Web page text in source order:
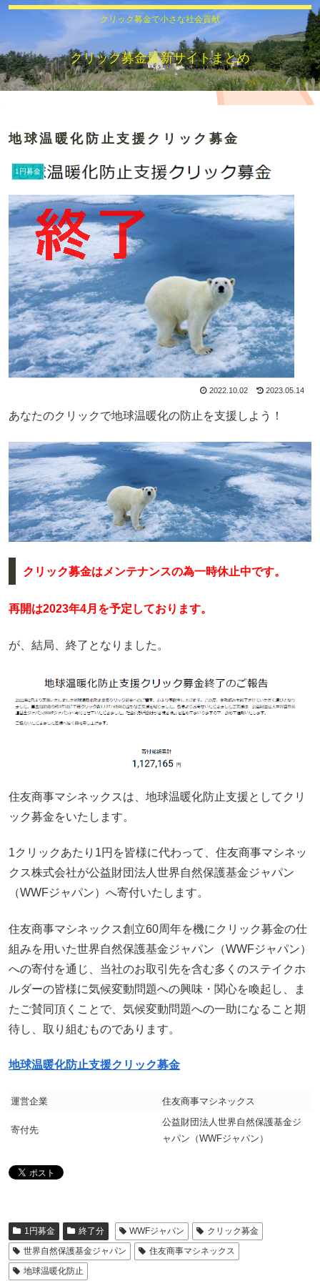
クリック募金で小さな社会貢献
クリック募金最新サイトまとめ
地球温暖化防止支援クリック募金
1円募金
2022.10.02 2023.05.14
あなたのクリックで地球温暖化の防止を支援しよう！
クリック募金は メンテナンスの為一時休止中です。
再開は2023年4月を予定しております。
が、結局、終了となりました。
住友商事マシネックスは、地球温暖化防止支援としてクリ
ック募金をいたします。
1クリックあたり1円を皆様に代わって、住友商事マシネッ
クス株式会社が公益財団法人世界自然保護基金ジャパン
（WWFジャパン）へ寄付いたします。
住友商事マシネックス創立60周年を機にクリック募金の仕
組みを用いた世界自然保護基金ジャパン（WWFジャパン）
への寄付を通じ、当社のお取引先を含む多くのステイクホ
ルダーの皆様に気候変動問題への興味・関心を喚起し、ま
たご賛同頂くことで、気候変動問題への一助になること期
待し、取り組むものであります。
地球温暖化防止支援クリック募金
運営企業 住友商事マシネックス
寄付先
公益財団法人世界自然保護基金ジ
ャパン（WWFジャパン）
1円募金 終了分 WWFジャパン
クリック募金
世界自然保護基金ジャパン
住友商事マシネックス
地球温暖化防止